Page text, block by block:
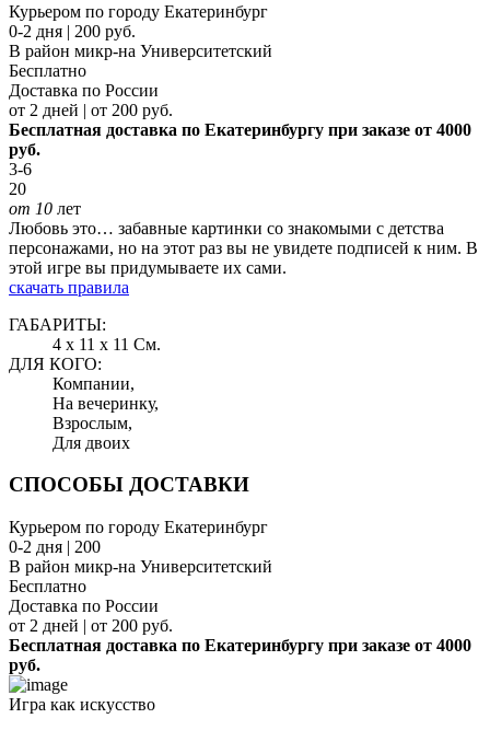
Курьером по городу Екатеринбург
0-2 дня | 200 руб.
В район микр-на Университетский
Бесплатно
Доставка по России
от 2 дней | от 200 руб.
Бесплатная доставка по Екатеринбургу при заказе от 4000
руб.
3-6
20
от 10 лет
Любовь это… забавные картинки со знакомыми с детства
персонажами, но на этот раз вы не увидете подписей к ним. В
этой игре вы придумываете их сами.
скачать правила
ГАБАРИТЫ:
4 x 11 x 11 См.
ДЛЯ КОГО:
Компании,
На вечеринку,
Взрослым,
Для двоих
СПОСОБЫ ДОСТАВКИ
Курьером по городу Екатеринбург
0-2 дня | 200
В район микр-на Университетский
Бесплатно
Доставка по России
от 2 дней | от 200 руб.
Бесплатная доставка по Екатеринбургу при заказе от 4000
руб.
Игра как искусство